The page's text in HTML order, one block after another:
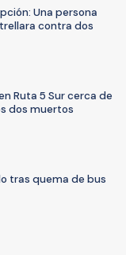
Una persona
contra dos
Ruta 5 Sur cerca de
dos muertos
tras quema de bus